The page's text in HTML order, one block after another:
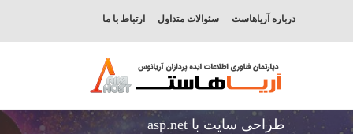
درباره آریاهاست سئوالات متداول ارتباط با ما
طراحی سایت با asp.net